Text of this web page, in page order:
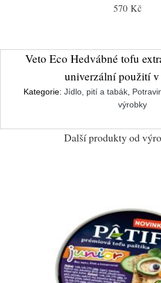
570 Kč
Veto Eco Hedvábné tofu
univerzální použití
Kategorie: Jídlo, pití a tabák
výrobky
Další produkty od